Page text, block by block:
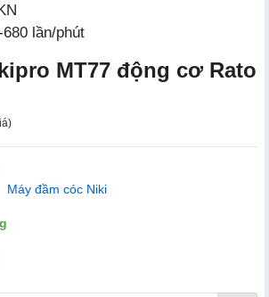
lần/phút
MT77 động cơ Rato
Máy đầm cóc Niki